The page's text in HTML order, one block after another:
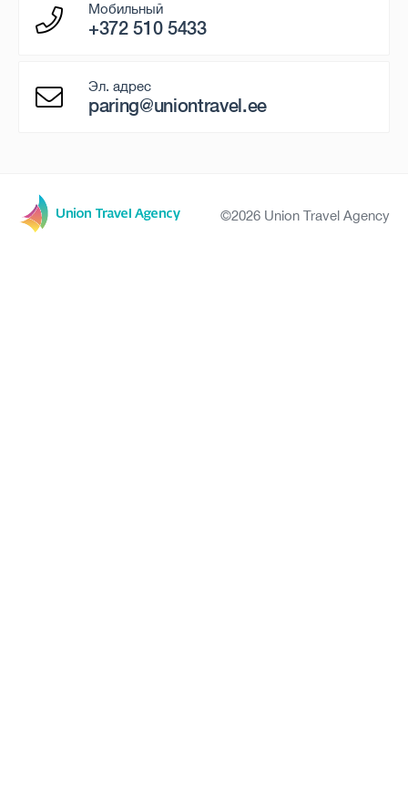
Мобильный
+372 510 5433
Эл. адрес
paring@uniontravel.ee
©2026 Union Travel Agency